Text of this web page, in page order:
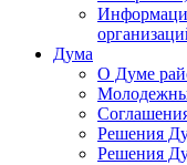
Дума
О Думе
Решения
Решения